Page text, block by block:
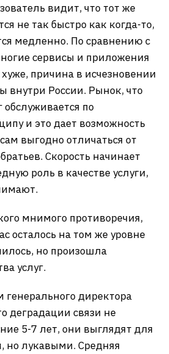
видит, что тот же
не так быстро как когда-то,
медленно. По сравнению с
сервисы и приложения
причина в исчезновении
внутри России. Рынок, что
по
и это дает возможность
выгодно отличаться от
Скорость начинает
роль в качестве услуги,
мнимого противоречия,
осталось на том же уровне
но произошла
услуг.
генерального директора
деградации связи не
5-7 лет, они выглядят для
но лукавыми. Средняя